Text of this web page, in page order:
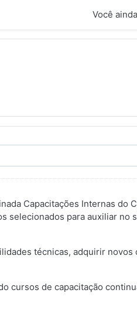
Você
Capacitações Internas do
selecionados para auxiliar no
técnicas, adquirir novos
cursos de capacitação